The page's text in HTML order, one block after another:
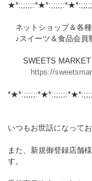
ネットショップ＆各
♪スイーツ＆食品会員
SWEETS MARKET
https://
いつもお世話になって
また、新規御登録店舗
す。